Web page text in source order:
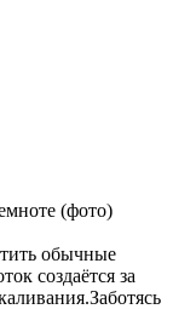
обычные
создаётся за